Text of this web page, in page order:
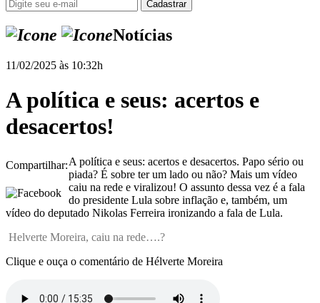
Notícias
11/02/2025 às 10:32h
A política e seus: acertos e
desacertos!
Compartilhar:A política e seus: acertos e desacertos. Papo sério ou
piada? É sobre ter um lado ou não? Mais um vídeo
caiu na rede e viralizou! O assunto dessa vez é a fala
do presidente Lula sobre inflação e, também, um
vídeo do deputado Nikolas Ferreira ironizando a fala de Lula.
Helverte Moreira, caiu na rede….?
Clique e ouça o comentário de Hélverte Moreira